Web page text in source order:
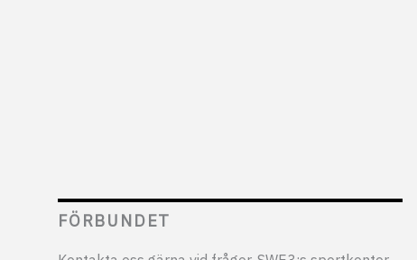
FÖRBUNDET